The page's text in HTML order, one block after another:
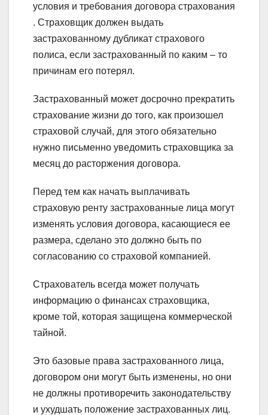
условия и требования договора страхования
. Страховщик должен выдать
застрахованному дубликат страхового
полиса, если застрахованный по каким – то
причинам его потерял.
Застрахованный может досрочно прекратить
страхование жизни до того, как произошел
страховой случай, для этого обязательно
нужно письменно уведомить страховщика за
месяц до расторжения договора.
Перед тем как начать выплачивать
страховую ренту застрахованные лица могут
изменять условия договора, касающиеся ее
размера, сделано это должно быть по
согласованию со страховой компанией.
Страхователь всегда может получать
информацию о финансах страховщика,
кроме той, которая защищена коммерческой
тайной.
Это базовые права застрахованного лица,
договором они могут быть изменены, но они
не должны противоречить законодательству
и ухудшать положение застрахованных лиц.